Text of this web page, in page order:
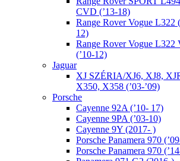
CVD (’13-18)
Range Rover Vogue L322
12)
Range Rover Vogue L322
(’10-12)
Jaguar
XJ SZÉRIA/XJ6, XJ8,
X350, X358 (’03-’09)
Porsche
Cayenne 92A (’10- 17)
Cayenne 9PA (’03-10)
Cayenne 9Y (2017- )
Porsche Panamera 970
Porsche Panamera 970